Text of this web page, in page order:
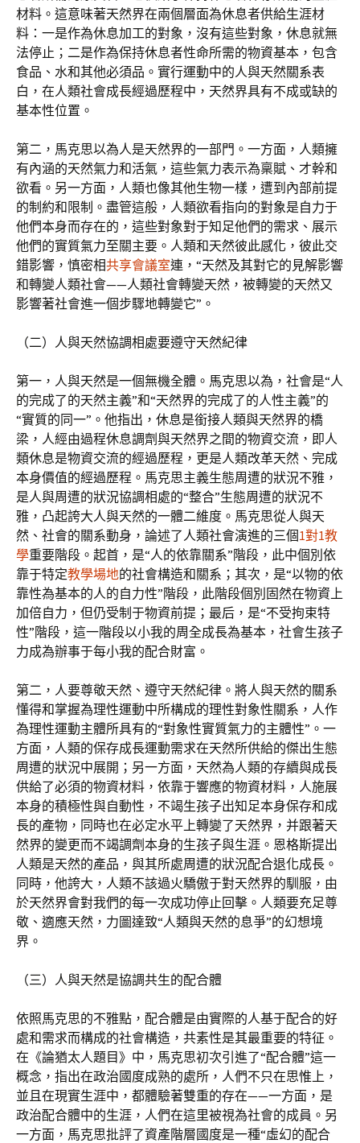
材料。這意味著天然界在兩個層面為休息者供給生涯材
料：一是作為休息加工的對象，沒有這些對象，休息就無
法停止；二是作為保持休息者性命所需的物資基本，包含
食品、水和其他必須品。實行運動中的人與天然關系表
白，在人類社會成長經過歷程中，天然界具有不成或缺的
基本性位置。
第二，馬克思以為人是天然界的一部門。一方面，人類擁
有內涵的天然氣力和活氣，這些氣力表示為稟賦、才幹和
欲看。另一方面，人類也像其他生物一樣，遭到內部前提
的制約和限制。盡管這般，人類欲看指向的對象是自力于
他們本身而存在的，這些對象對于知足他們的需求、展示
他們的實質氣力至關主要。人類和天然彼此感化，彼此交
錯影響，慎密相共享會議室連，“天然及其對它的見解影響
和轉變人類社會——人類社會轉變天然，被轉變的天然又
影響著社會進一個步驟地轉變它”。
（二）人與天然協調相處要遵守天然紀律
第一，人與天然是一個無機全體。馬克思以為，社會是“人
的完成了的天然主義”和“天然界的完成了的人性主義”的
“實質的同一”。他指出，休息是銜接人類與天然界的橋
梁，人經由過程休息調劑與天然界之間的物資交流，即人
類休息是物資交流的經過歷程，更是人類改革天然、完成
本身價值的經過歷程。馬克思主義生態周遭的狀況不雅，
是人與周遭的狀況協調相處的“整合”生態周遭的狀況不
雅，凸起誇大人與天然的一體二維度。馬克思從人與天
然、社會的關系動身，論述了人類社會演進的三個1對1教
學重要階段。起首，是“人的依靠關系”階段，此中個別依
靠于特定教學場地的社會構造和關系；其次，是“以物的依
靠性為基本的人的自力性”階段，此階段個別固然在物資上
加倍自力，但仍受制于物資前提；最后，是“不受拘束特
性”階段，這一階段以小我的周全成長為基本，社會生孩子
力成為辦事于每小我的配合財富。
第二，人要尊敬天然、遵守天然紀律。將人與天然的關系
懂得和掌握為理性運動中所構成的理性對象性關系，人作
為理性運動主體所具有的“對象性實質氣力的主體性”。一
方面，人類的保存成長運動需求在天然所供給的傑出生態
周遭的狀況中展開；另一方面，天然為人類的存續與成長
供給了必須的物資材料，依靠于響應的物資材料，人施展
本身的積極性與自動性，不竭生孩子出知足本身保存和成
長的產物，同時也在必定水平上轉變了天然界，并跟著天
然界的變更而不竭調劑本身的生孩子與生涯。恩格斯提出
人類是天然的產品，與其所處周遭的狀況配合退化成長。
同時，他誇大，人類不該過火驕傲于對天然界的馴服，由
於天然界會對我們的每一次成功停止回擊。人類要充足尊
敬、適應天然，力圖達致“人類與天然的息爭”的幻想境
界。
（三）人與天然是協調共生的配合體
依照馬克思的不雅點，配合體是由實際的人基于配合的好
處和需求而構成的社會構造，共素性是其最重要的特征。
在《論猶太人題目》中，馬克思初次引進了“配合體”這一
概念，指出在政治國度成熟的處所，人們不只在思惟上，
並且在現實生涯中，都體驗著雙重的存在——一方面，是
政治配合體中的生涯，人們在這里被視為社會的成員。另
一方面，馬克思批評了資產階層國度是一種“虛幻的配合